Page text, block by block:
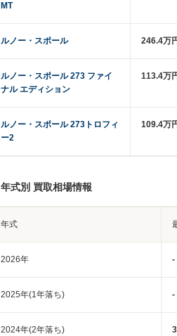
MT
ルノー・スポール 246.4万
ルノー・スポール 273 ファイ
ナル エディション
113.4万
ルノー・スポール 273トロフィ
ー2
109.4万
年式別 買取相場情報
年式
2026年 -
2025年(1年落ち) -
2024年(2年落ち)